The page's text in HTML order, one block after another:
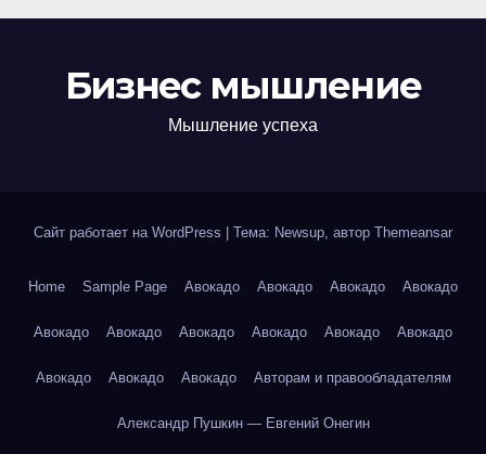
Бизнес мышление
Мышление успеха
Сайт работает на WordPress Тема: Newsup, автор Themeansar
Home Sample Page Авокадо Авокадо Авокадо Авокадо
Авокадо Авокадо Авокадо Авокадо Авокадо Авокадо
Авокадо Авокадо Авокадо Авторам и правообладателям
Александр Пушкин — Евгений Онегин